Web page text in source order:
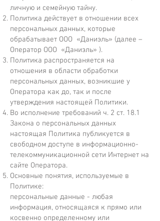
личную и семейную тайну.
Политика действует в отношении всех
персональных данных, которые
обрабатывает ООО «Даниэль» (далее –
Оператор ООО «Даниэль» ).
Политика распространяется на
отношения в области обработки
персональных данных, возникшие у
Оператора как до, так и после
утверждения настоящей Политики.
Во исполнение требований ч. 2 ст. 18.1
Закона о персональных данных
настоящая Политика публикуется в
свободном доступе в информационно-
телекоммуникационной сети Интернет на
сайте Оператора.
Основные понятия, используемые в
Политике:
персональные данные - любая
информация, относящаяся к прямо или
косвенно определенному или